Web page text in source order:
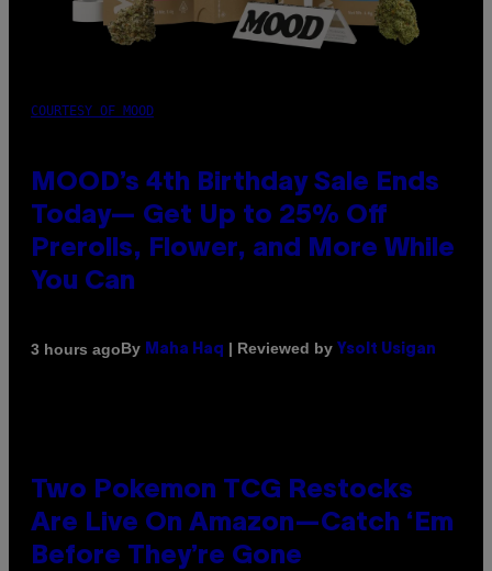
COURTESY OF MOOD
MOOD’s 4th Birthday Sale Ends
Today— Get Up to 25% Off
Prerolls, Flower, and More While
You Can
3 hours agoBy Maha Haq | Reviewed by Ysolt Usigan
Two Pokemon TCG Restocks
Are Live On Amazon—Catch ‘Em
Before They’re Gone